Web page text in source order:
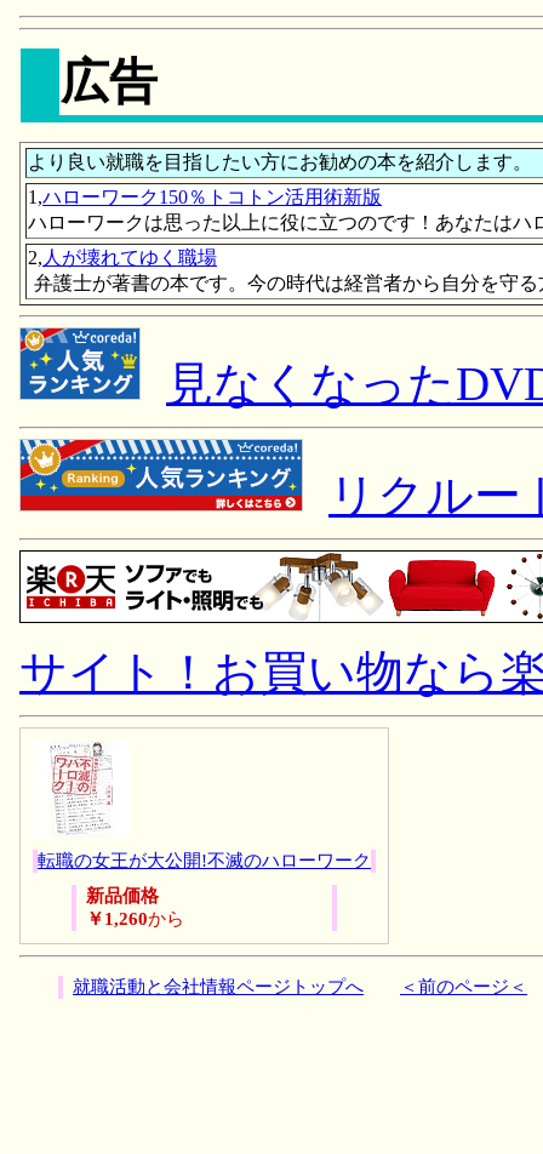
広告
より良い就職を目指したい方にお勧めの本を紹介します。
1,ハローワーク150％トコトン活用術新版
ハローワークは思った以上に役に立つのです！あなたはハ
2, 人が壊れてゆく職場
弁護士が著書の本です。今の時代は経営者から自分を守
見なくなった
リクルー
サイト！お買い物なら
転職の女王が大公開!不滅のハローワーク
新品価格
￥1,260から
就職活動と会社情報ページトップへ ＜前のページ＜